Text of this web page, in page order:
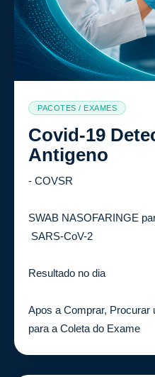
PACOTES / EXAMES
Covid-19
Antigeno
- COVSR
SWAB NASOFARINGE
SARS-CoV-2
Resultado no dia
Apos a Comprar, Procurar
para a Coleta do Exame